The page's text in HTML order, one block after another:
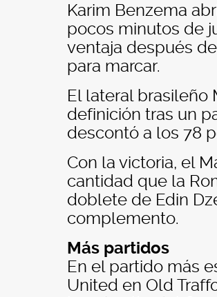
Karim Benzema
pocos minutos de
ventaja después
para marcar.
El lateral brasileño
definición tras un
descontó a los 78
Con la victoria, el
cantidad que la
doblete de Edin
complemento.
Más partidos
En el partido más
United en Old